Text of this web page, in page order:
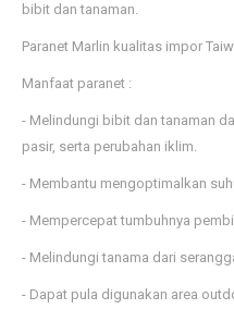
bibit dan tanaman.
Paranet Marlin kualitas impor
Manfaat paranet :
- Melindungi bibit dan tanaman
pasir, serta perubahan iklim.
- Membantu mengoptimalkan
- Mempercepat tumbuhnya
- Melindungi tanama dari
- Dapat pula digunakan area